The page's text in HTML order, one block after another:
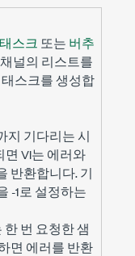
태스크 또는 버추
널의 리스트를
스크를 생성합
지 기다리는 시
면 VI는 에러와
반환합니다. 기
-1로 설정하는
한 번 요청한 샘
면 에러를 반환